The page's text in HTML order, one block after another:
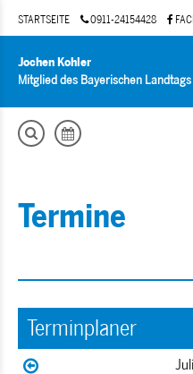
STARTSEITE 0911-24154428
Jochen Kohler
Mitglied des Bayerischen Landtags
Termine
Terminplaner